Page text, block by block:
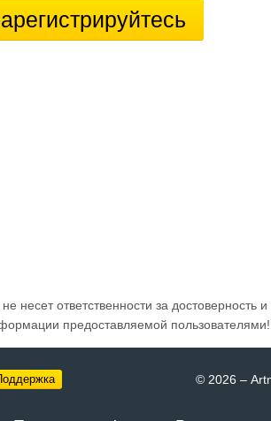
несет ответственности за достоверность и
предоставляемой пользователями!
© 2026 –